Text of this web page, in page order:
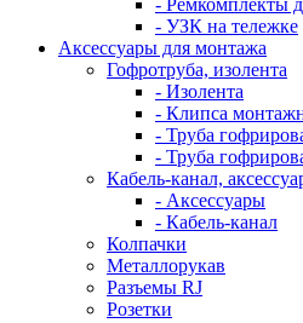
- Ремкомплекты
- УЗК на тележке
Аксессуары для монтажа
Гофротруба, изолента
- Изолента
- Клипса
- Труба
- Труба
Кабель-канал,
- Аксессуары
- Кабель-канал
Колпачки
Металлорукав
Разъемы RJ
Розетки